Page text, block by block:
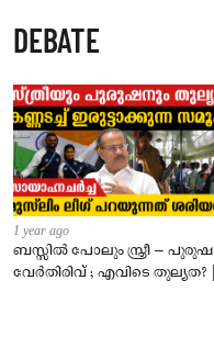
DEBATE
1 year ago
ബസ്സിൽ പോലും സ്ത്രീ – പുരുഷ
വേർതിരിവ് ; എവിടെ തുല്യത? |